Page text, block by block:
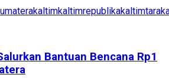
kaltimkaltimrepublikakaltimtara
Bantuan Bencana Rp1